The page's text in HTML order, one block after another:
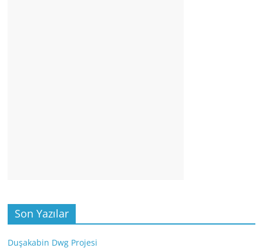
Son Yazılar
Duşakabin Dwg Projesi